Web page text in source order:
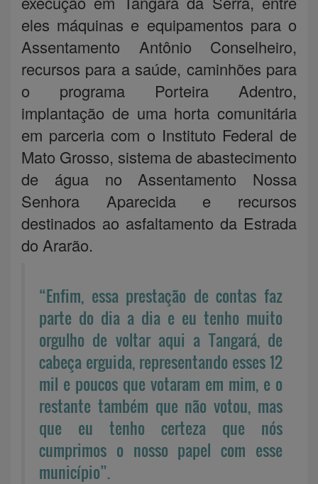
eles máquinas e equipamentos para o
Assentamento Antônio Conselheiro,
recursos para a saúde, caminhões para
o programa Porteira Adentro,
implantação de uma horta comunitária
em parceria com o Instituto Federal de
Mato Grosso, sistema de abastecimento
de água no Assentamento Nossa
Senhora Aparecida e recursos
destinados ao asfaltamento da Estrada
do Ararão.
“Enfim, essa prestação de contas faz
parte do dia a dia e eu tenho muito
orgulho de voltar aqui a Tangará, de
cabeça erguida, representando esses 12
mil e poucos que votaram em mim, e o
restante também que não votou, mas
que eu tenho certeza que nós
cumprimos o nosso papel com esse
município”.